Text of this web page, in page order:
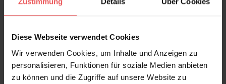
Diese Webseite verwendet Cookies
Wir verwenden Cookies, um Inhalte und Anzeigen zu
personalisieren, Funktionen für soziale Medien anbieten
zu können und die Zugriffe auf unsere Website zu
+49 (0)221 932 81 82